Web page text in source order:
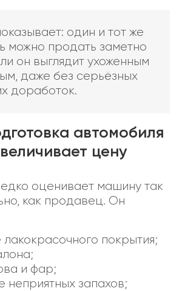
один и тот же
можно продать заметно
он выглядит ухоженным
даже без серьёзных
доработок.
автомобиля
цену
оценивает машину так
как продавец. Он
лакокрасочного покрытия;
и фар;
неприятных запахов;